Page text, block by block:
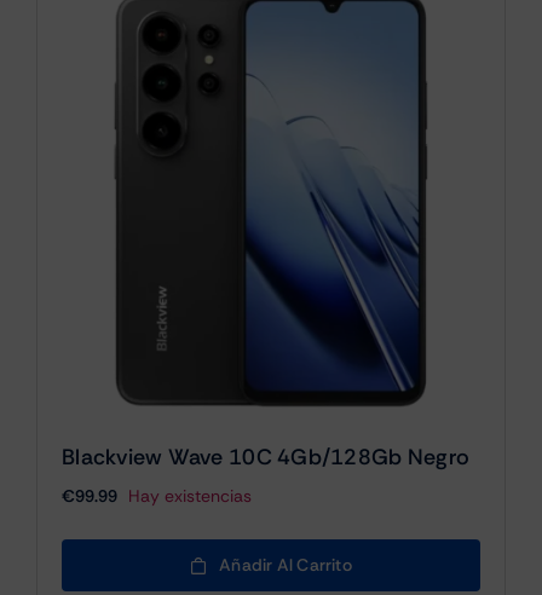
Cámaras
Marcas
Blackview Wave 10C 4Gb/128Gb Negro
€99.99 Hay existencias
Añadir Al Carrito